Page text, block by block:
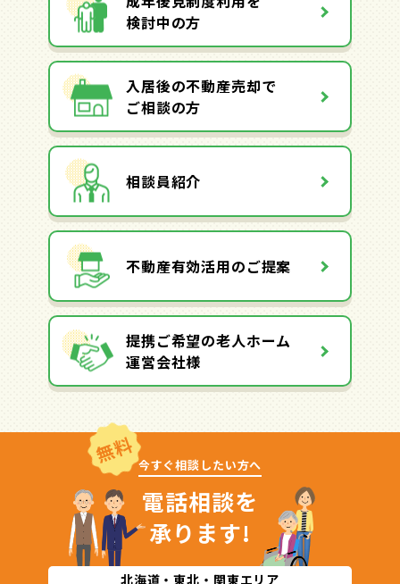
検討中の方
入居後の不動産売却で
ご相談の方
相談員紹介
不動産有効活用のご提案
提携ご希望の老人ホーム
運営会社様
無料 今すぐ相談したい方へ
電話相談を
承ります!
北海道・東北・関東エリア